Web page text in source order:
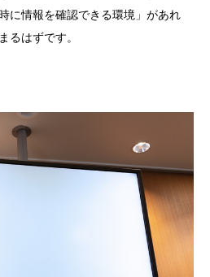
に情報を確認できる環境」があれ
るはずです。